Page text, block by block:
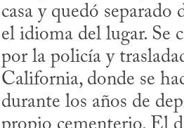
casa y quedó separado
el idioma del lugar. Se
por la policía y
California, donde se
durante los años de